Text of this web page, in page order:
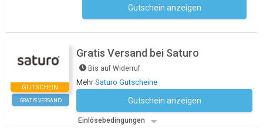
Gutschein anzeigen
GUTSCHEIN
GRATIS VERSAND
Gratis Versand bei Saturo
Bis auf Widerruf
MehrSaturo Gutscheine
Gutschein anzeigen
Einlösebedingungen